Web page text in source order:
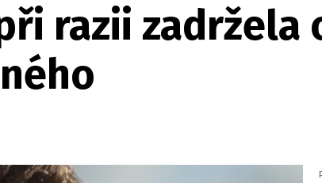
razii zadržela